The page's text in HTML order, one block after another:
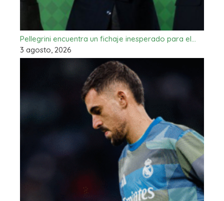
Pellegrini encuentra un fichaje inesperado para el…
3 agosto, 2026